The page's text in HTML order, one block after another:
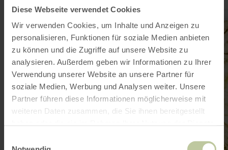
Diese Webseite verwendet Cookies
Wir verwenden Cookies, um Inhalte und Anzeigen zu
personalisieren, Funktionen für soziale Medien anbieten
zu können und die Zugriffe auf unsere Website zu
analysieren. Außerdem geben wir Informationen zu Ihrer
Verwendung unserer Website an unsere Partner für
soziale Medien, Werbung und Analysen weiter. Unsere
Partner führen diese Informationen möglicherweise mit
weiteren Daten zusammen, die Sie ihnen bereitgestellt
mehr
zu:
Schluchten
Felsen
erkunden